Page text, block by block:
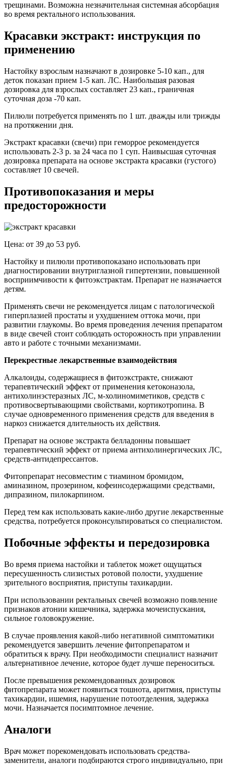
трещинами. Возможна незначительная системная абсорбация
во время ректального использования.
Красавки экстракт: инструкция по
применению
Настойку взрослым назначают в дозировке 5-10 кап., для
деток показан прием 1-5 кап. ЛС. Наибольшая разовая
дозировка для взрослых составляет 23 кап., граничная
суточная доза -70 кап.
Пилюли потребуется применять по 1 шт. дважды или трижды
на протяжении дня.
Экстракт красавки (свечи) при геморрое рекомендуется
использовать 2-3 р. за 24 часа по 1 суп. Наивысшая суточная
дозировка препарата на основе экстракта красавки (густого)
составляет 10 свечей.
Противопоказания и меры
предосторожности
Цена: от 39 до 53 руб.
Настойку и пилюли противопоказано использовать при
диагностировании внутриглазной гипертензии, повышенной
восприимчивости к фитоэкстрактам. Препарат не назначается
детям.
Применять свечи не рекомендуется лицам с патологической
гиперплазией простаты и ухудшением оттока мочи, при
развитии глаукомы. Во время проведения лечения препаратом
в виде свечей стоит соблюдать осторожность при управлении
авто и работе с точными механизмами.
Перекрестные лекарственные взаимодействия
Алкалоиды, содержащиеся в фитоэкстракте, снижают
терапевтический эффект от применения кетоконазола,
антихолинэстеразных ЛС, м-холиномиметиков, средств с
противосвертывающими свойствами, кортикотропина. В
случае одновременного применения средств для введения в
наркоз снижается длительность их действия.
Препарат на основе экстракта белладонны повышает
терапевтический эффект от приема антихолинергических ЛС,
средств-антидепрессантов.
Фитопрепарат несовместим с тиамином бромидом,
аминазином, прозерином, кофеинсодержащими средствами,
дипразином, пилокарпином.
Перед тем как использовать какие-либо другие лекарственные
средства, потребуется проконсультироваться со специалистом.
Побочные эффекты и передозировка
Во время приема настойки и таблеток может ощущаться
пересушенность слизистых ротовой полости, ухудшение
зрительного восприятия, приступы тахикардии.
При использовании ректальных свечей возможно появление
признаков атонии кишечника, задержка мочеиспускания,
сильное головокружение.
В случае проявления какой-либо негативной симптоматики
рекомендуется завершить лечение фитопрепаратом и
обратиться к врачу. При необходимости специалист назначит
альтернативное лечение, которое будет лучше переноситься.
После превышения рекомендованных дозировок
фитопрепарата может появиться тошнота, аритмия, приступы
тахикардии, ишемия, нарушение потоотделения, задержка
мочи. Назначается посимптомное лечение.
Аналоги
Врач может порекомендовать использовать средства-
заменители, аналоги подбираются строго индивидуально, при